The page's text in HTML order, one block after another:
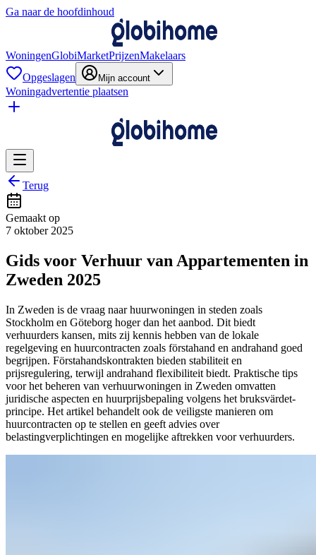
Ga naar de hoofdinhoud
WoningenGlobiMarketPrijzenMakelaars
Opgeslagen
Mijn account
Woningadvertentie plaatsen
Terug
Gemaakt op
7 oktober 2025
Gids voor Verhuur van Appartementen in
Zweden 2025
In Zweden is de vraag naar huurwoningen in steden zoals
Stockholm en Göteborg hoger dan het aanbod. Dit biedt
verhuurders kansen, mits zij kennis hebben van de lokale
regelgeving en huurcontracten zoals förstahand en andrahand goed
begrijpen. Förstahandskontrakten bieden stabiliteit en
prijsregulering, terwijl andrahand flexibiliteit biedt. Praktische tips
voor het beheren van verhuurwoningen in Zweden omvatten
juridische aspecten en huurprijsbepaling volgens het bruksvärdet-
principe. Het artikel behandelt ook de veiligste manieren om
huurcontracten op te stellen en geeft advies over
belastingverplichtingen en mogelijke aftrekken voor verhuurders.